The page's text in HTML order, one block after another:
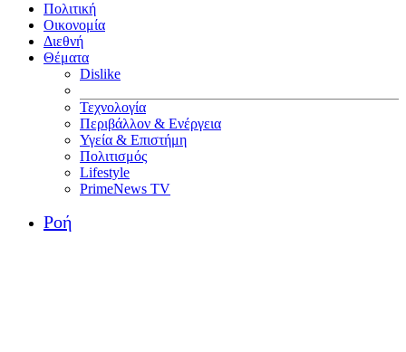
Πολιτική
Οικονομία
Διεθνή
Θέματα
Dislike
Τεχνολογία
Περιβάλλον & Ενέργεια
Υγεία & Επιστήμη
Πολιτισμός
Lifestyle
PrimeNews TV
Ροή